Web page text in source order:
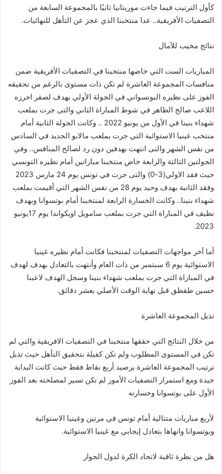
كأول الترتيب فيما جاءت موريتانيا ثانيًا بالمجموعة السابعة من
التصفيات الأفريقية.. عدا منتخبنا الذي عجز عن التأهل للنهائيات.
نتائج مخيب للآمال
المباريات الست التي خاضها منتخبنا في التصفيات الأفريقية ضمن
منافسات المجموعة العاشرة لم تكن ذات مستوى بالرغم من تحقيقه
الفوز على نظيره البوتسواني في الجولة الأولي بهدف لصفر احرزه
اللاعب صالح الطاهر في شوط المباراة الثاني والتى جرت بملعب
شهداء بنينا في الأول من يونيو 2022
.. وكانت الجولة الثانية أمام
منتخب غينيا الاستوائية التي جرت بملعب مالابو الجديد في السادس
من نفس الشهر والتى انتهت بهدفين دون رد لصالح المنافس.. وفي
الجولتين الثالثة والرابعة خاض منتخبنا مباراتين أمام نظيره التونسي
حيث فقد الاولي(
3-0
) والتى جرت في تونس يوم 24 مارس 2023
وفقد الثانية بهدف وحيد يوم 28 من نفس الشهر التي أقيمت بملعب
شهداء بنينا.. وكانت الخسارة الرابعة لمنتخبنا أمام بوتسوانا وبهدف
نظيف في المباراة التي جرت بملعب سامويل اويكواندا يوم 17يونيو
2023
.
أما آخر مواجهات التصفيات لمنتخبنا فكانت أمام نظيره غينيا
الاستوائية يوم 6 سبتمبر من ذات العام وأنتهت بالتعادل بهدف لهدف
في المباراة التي جرت بملعب شهداء بنينا وسجل الهدف لاعبنا
حسين طقطق قبل نهاية الوقت الأصلي بعشر دقائق.
تذيل المجموعة العاشرة
من خلال النتائج التي حققها منتخبنا في التصفيات الافريقية والتي لم
تكن في المستوى المطلوب ولم تكن كفيلة بتحقيق التأهل حيث تذيل
ترتيب المجموعة العاشرة برصيد أربع نقاط فقط حيث كانت البداية
جيدة ومع استمرار التصفيات الأمور لم تكن تسير لمصلحته بعد الفوز
الأول على بوتسوانا وخسارته
لأربع مباريات متتالية أمام تونس في مرتين وغينيا الاستوائية
وبوتسوانا وانهاها بتعادل إيجابي مع غينيا الاستوائية.
هل من نظرة ثاقبة لاتحاد الكرة لدول الجوار